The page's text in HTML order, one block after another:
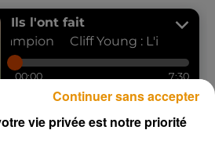
vie privée est notre priorité
Continuer sans accepter